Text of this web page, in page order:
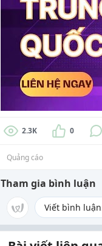
2.3K 0
Quảng cáo
Tham gia bình luận